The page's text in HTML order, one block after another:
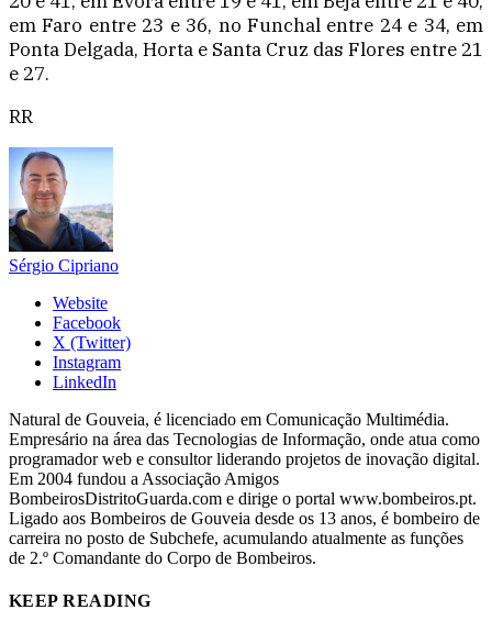
em Faro entre 23 e 36, no Funchal entre 24 e 34, em
Ponta Delgada, Horta e Santa Cruz das Flores entre 21
e 27.
RR
Sérgio Cipriano
Website
Facebook
X (Twitter)
Instagram
LinkedIn
Natural de Gouveia, é licenciado em Comunicação Multimédia.
Empresário na área das Tecnologias de Informação, onde atua como
programador web e consultor liderando projetos de inovação digital.
Em 2004 fundou a Associação Amigos
BombeirosDistritoGuarda.com e dirige o portal www.bombeiros.pt.
Ligado aos Bombeiros de Gouveia desde os 13 anos, é bombeiro de
carreira no posto de Subchefe, acumulando atualmente as funções
de 2.º Comandante do Corpo de Bombeiros.
KEEP READING